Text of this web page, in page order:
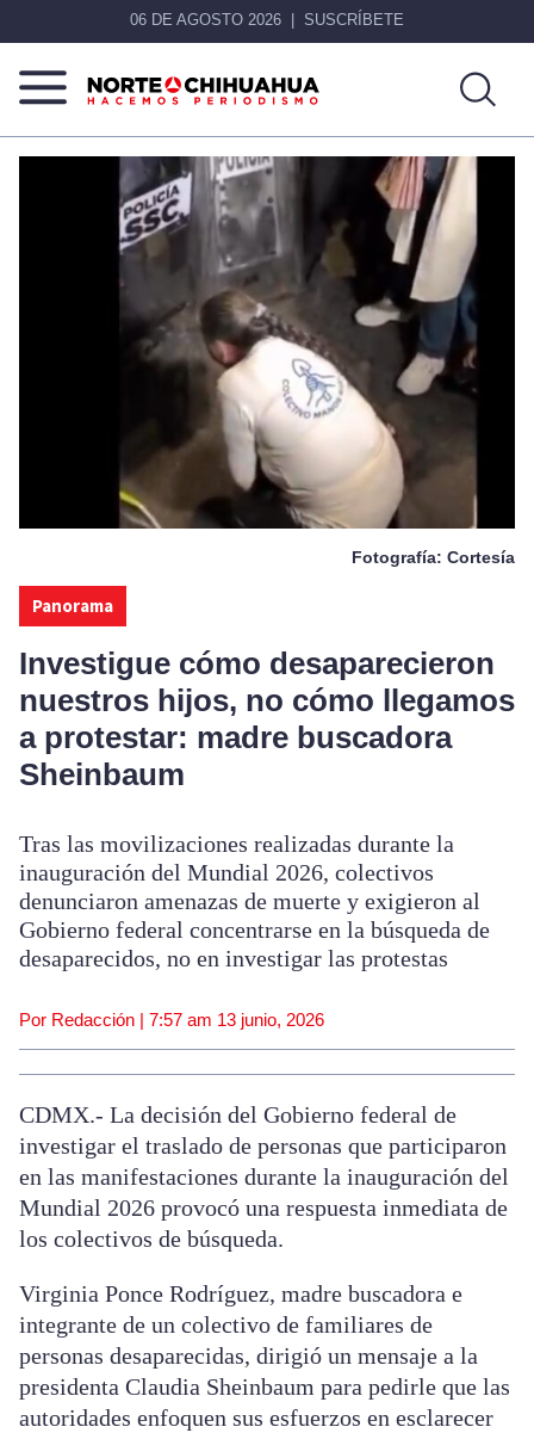
06 DE AGOSTO 2026 SUSCRÍBETE
Norte
Chihuahua
Más
noticias,
hacemos periodismo
Fotografía: Cortesía
Panorama
Investigue cómo desaparecieron
nuestros hijos, no cómo llegamos
a protestar: madre buscadora
Sheinbaum
Tras las movilizaciones realizadas durante la
inauguración del Mundial 2026, colectivos
denunciaron amenazas de muerte y exigieron al
Gobierno federal concentrarse en la búsqueda de
desaparecidos, no en investigar las protestas
Por Redacción | 7:57 am 13 junio, 2026
CDMX.- La decisión del Gobierno federal de
investigar el traslado de personas que participaron
en las manifestaciones durante la inauguración del
Mundial 2026 provocó una respuesta inmediata de
los colectivos de búsqueda.
Virginia Ponce Rodríguez, madre buscadora e
integrante de un colectivo de familiares de
personas desaparecidas, dirigió un mensaje a la
presidenta Claudia Sheinbaum para pedirle que las
autoridades enfoquen sus esfuerzos en esclarecer